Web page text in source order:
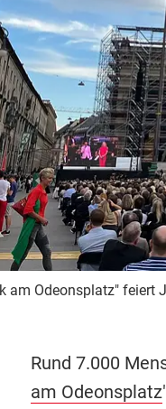
am Odeonsplatz" feiert
Rund 7.000
am Odeonsplatz